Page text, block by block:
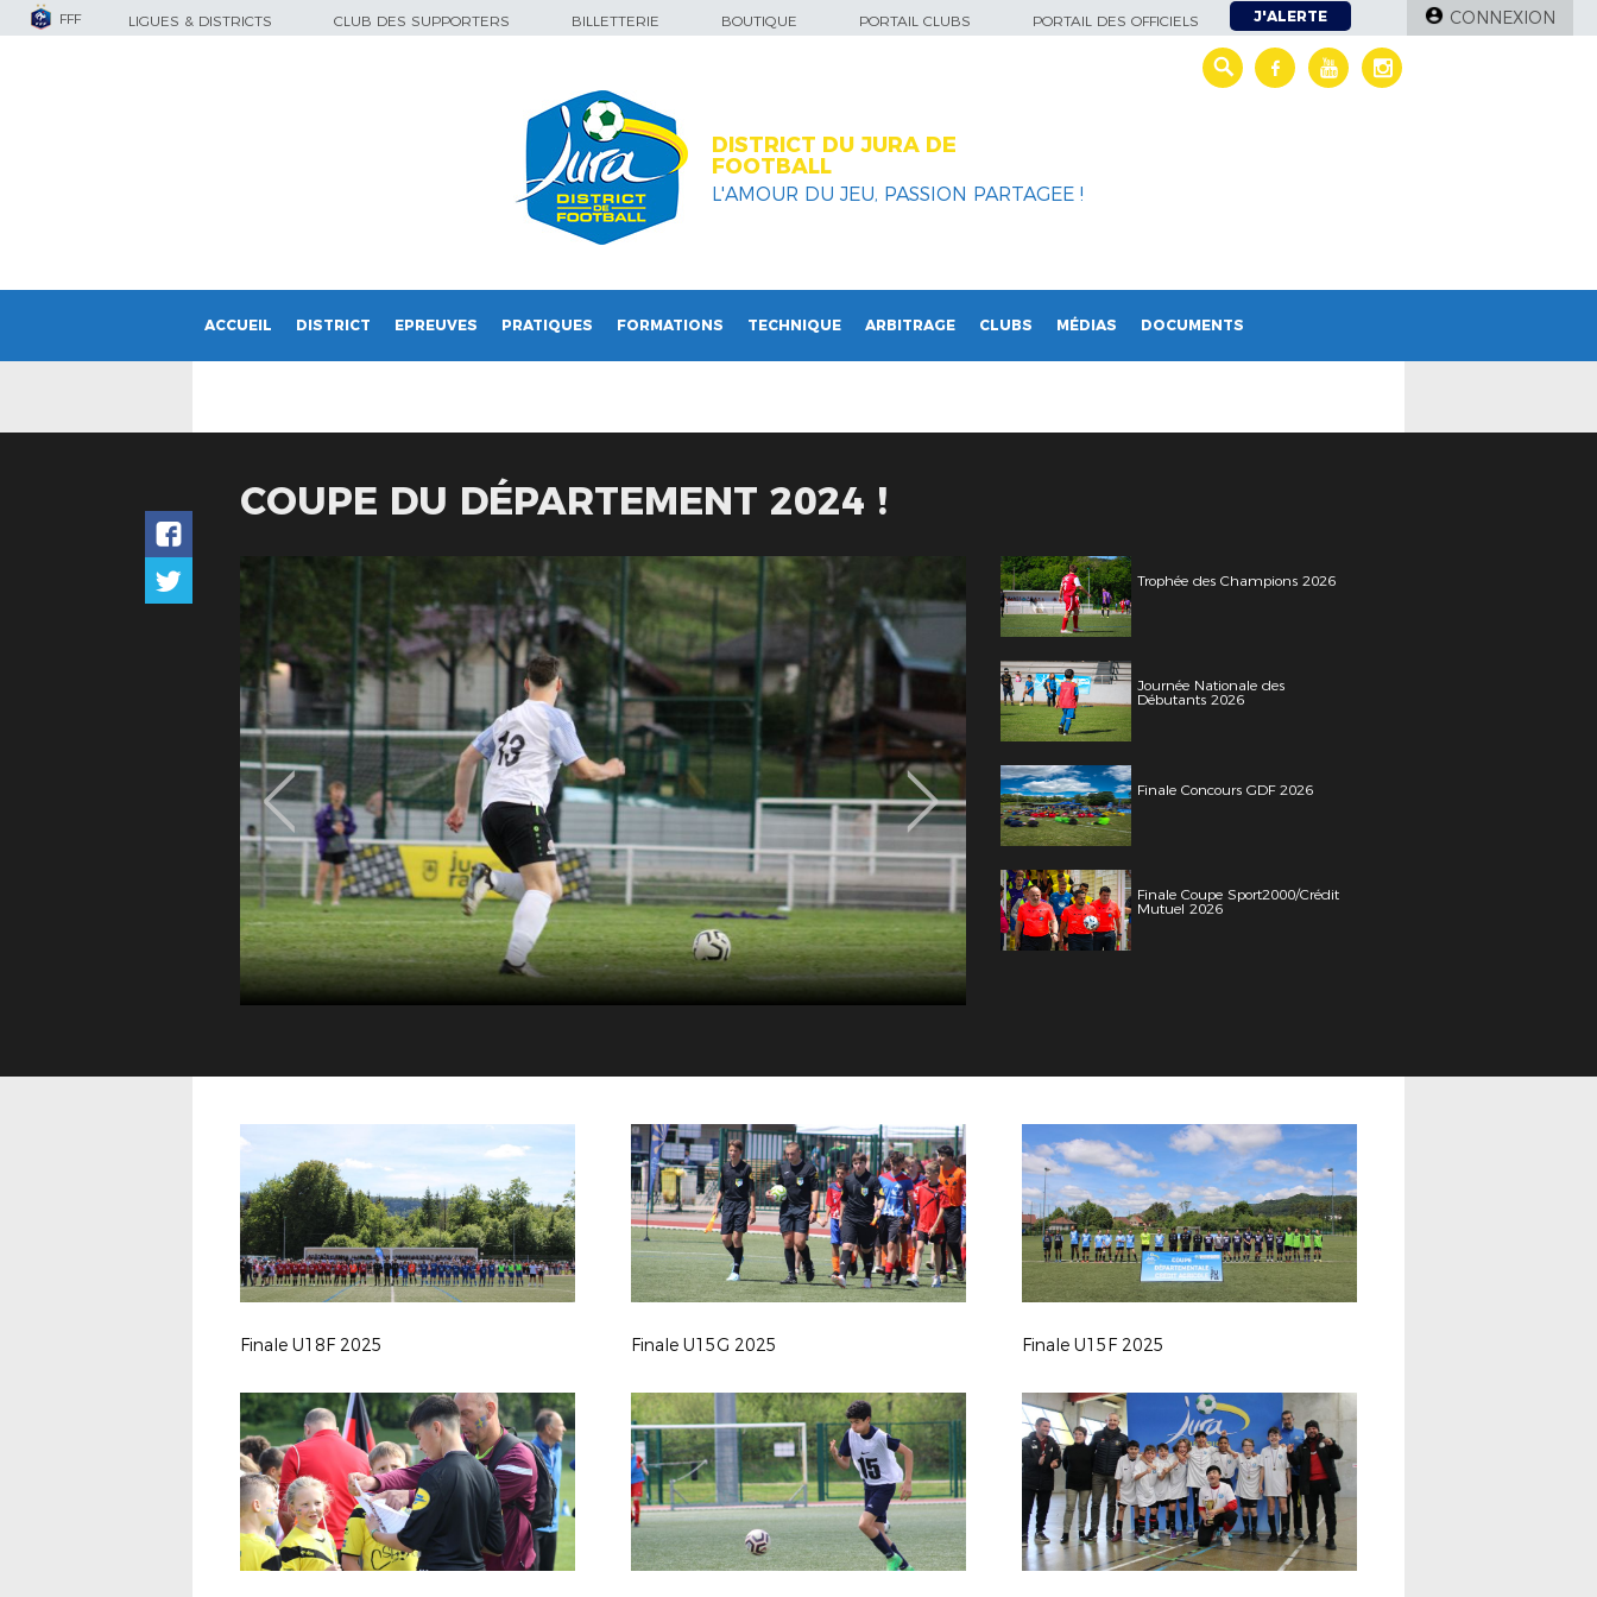
FFF LIGUES & DISTRICTS CLUB DES SUPPORTERS BILLETTERIE BOUTIQUE PORTAIL CLUBS PORTAIL DES OFFICIELS J'ALERTE CONNEXION
DISTRICT DU JURA DE
FOOTBALL
L'AMOUR DU JEU, PASSION PARTAGEE !
ACCUEIL DISTRICT EPREUVES PRATIQUES FORMATIONS TECHNIQUE ARBITRAGE CLUBS MÉDIAS DOCUMENTS
COUPE DU DÉPARTEMENT 2024 !
Trophée des Champions 2026
Journée Nationale des
Débutants 2026
Finale Concours GDF 2026
Finale Coupe Sport2000/Crédit
Mutuel 2026
Finale U18F 2025 Finale U15G 2025 Finale U15F 2025